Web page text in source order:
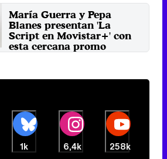
María Guerra y Pepa
Blanes presentan 'La
Script en Movistar+' con
esta cercana promo
1k 6,4k 258k